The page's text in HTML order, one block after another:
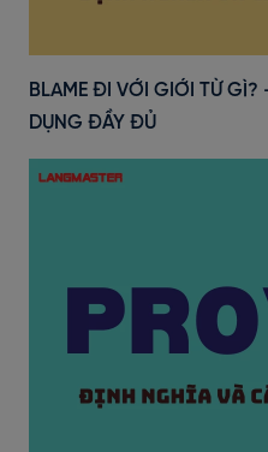
BLAME ĐI VỚI GIỚI TỪ
DỤNG ĐẦY ĐỦ